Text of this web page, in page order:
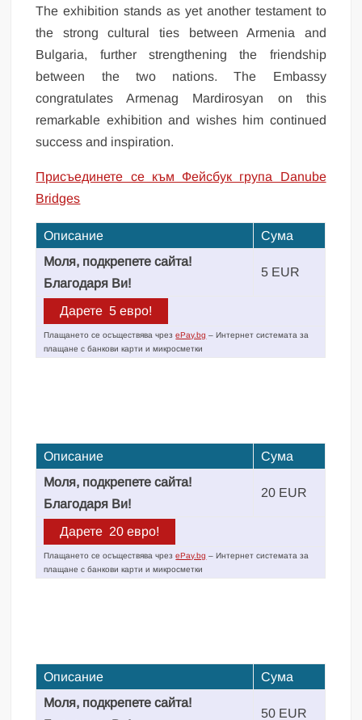
The exhibition stands as yet another testament to
the strong cultural ties between Armenia and
Bulgaria, further strengthening the friendship
between the two nations. The Embassy
congratulates Armenag Mardirosyan on this
remarkable exhibition and wishes him continued
success and inspiration.
Присъединете се към Фейсбук група Danube
Bridges
Описание
Сума
Моля, подкрепете сайта!
Благодаря Ви!
5 EUR
Плащането се осъществява чрезePay.bg – Интернет системата за
плащане с банкови карти и микросметки
Описание
Сума
Моля, подкрепете сайта!
Благодаря Ви!
20 EUR
Плащането се осъществява чрезePay.bg – Интернет системата за
плащане с банкови карти и микросметки
Описание
Сума
Моля, подкрепете сайта!
50 EUR